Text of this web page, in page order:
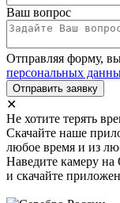
Ваш вопрос
Отправляя форму,
персональных
Отправить заявку
✕
Не хотите терять
Скачайте наше
любое время и из
Наведите камеру на
и скачайте